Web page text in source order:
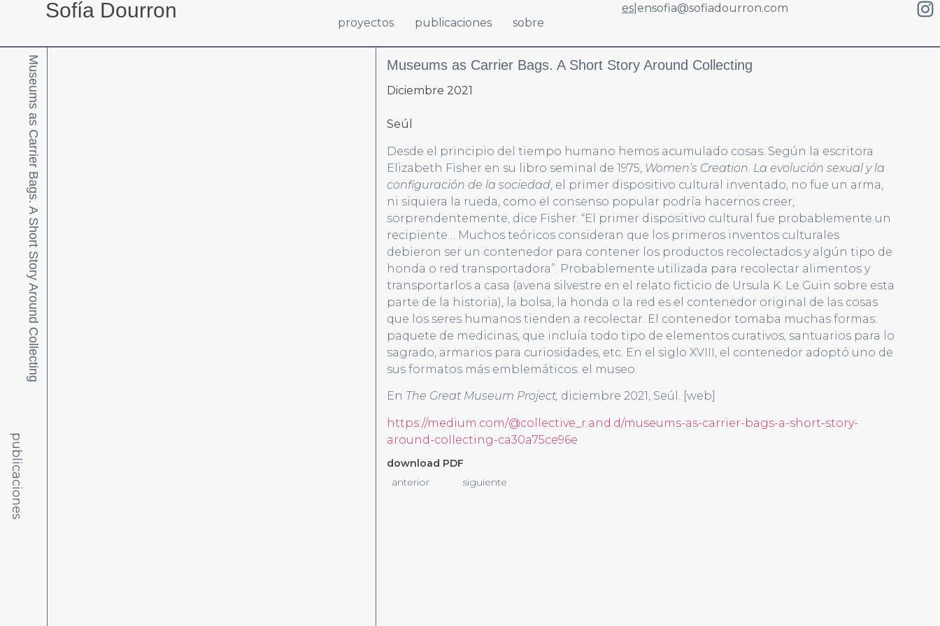
Sofía Dourron
proyectos publicaciones sobre
es| ensofia@sofiadourron.com
Museums as Carrier Bags. A Short Story Around Collecting
publicaciones
Museums as Carrier Bags. A Short Story Around Collecting
Diciembre 2021
Seúl
Desde el principio del tiempo humano hemos acumulado cosas. Según la escritora
Elizabeth Fisher en su libro seminal de 1975, Women’s Creation. La evolución sexual y la
configuración de la sociedad, el primer dispositivo cultural inventado, no fue un arma,
ni siquiera la rueda, como el consenso popular podría hacernos creer,
sorprendentemente, dice Fisher: “El primer dispositivo cultural fue probablemente un
recipiente… Muchos teóricos consideran que los primeros inventos culturales
debieron ser un contenedor para contener los productos recolectados y algún tipo de
honda o red transportadora”. Probablemente utilizada para recolectar alimentos y
transportarlos a casa (avena silvestre en el relato ficticio de Ursula K. Le Guin sobre esta
parte de la historia), la bolsa, la honda o la red es el contenedor original de las cosas
que los seres humanos tienden a recolectar. El contenedor tomaba muchas formas:
paquete de medicinas, que incluía todo tipo de elementos curativos, santuarios para lo
sagrado, armarios para curiosidades, etc. En el siglo XVIII, el contenedor adoptó uno de
sus formatos más emblemáticos: el museo.
En The Great Museum Project, diciembre 2021, Seúl. [web]
https://medium.com/@collective_r.and.d/museums-as-carrier-bags-a-short-story-
around-collecting-ca30a75ce96e
download PDF
anterior
siguiente